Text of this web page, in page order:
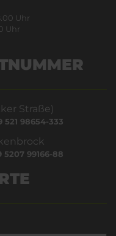
Uhr
Uhr
Straße)
98654-333
5207 99166-88